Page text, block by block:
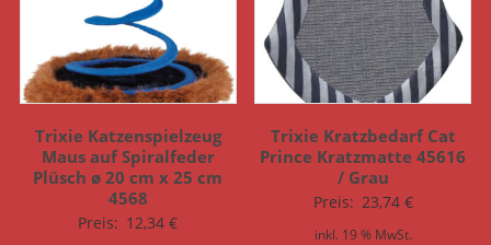
Trixie Katzenspielzeug
Maus auf Spiralfeder
Plüsch ø 20 cm x 25 cm
4568
Preis: 12,34€
Trixie Kratzbedarf Cat
Prince Kratzmatte 45616
/ Grau
Preis: 23,74 €
inkl. 19 % MwSt.